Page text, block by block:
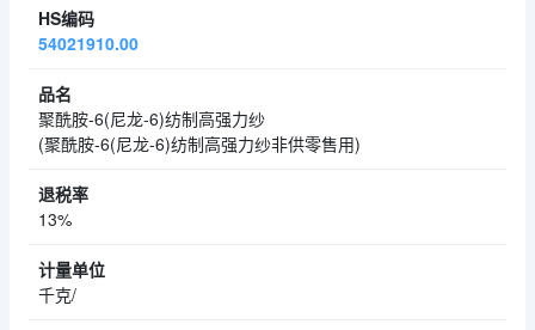
54021910.00
聚酰胺-6(尼龙-6)纺制高强力纱
(聚酰胺-6(尼龙-6)纺制高强力纱非供零售用)
13%
千克/